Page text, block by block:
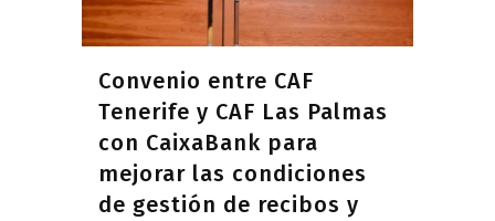
Convenio entre CAF
Tenerife y CAF Las Palmas
con CaixaBank para
mejorar las condiciones
de gestión de recibos y